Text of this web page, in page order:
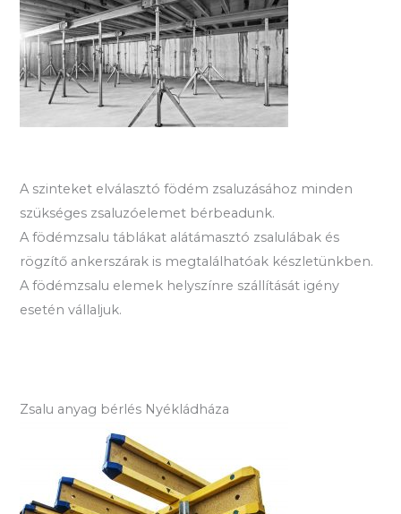
A szinteket elválasztó födém zsaluzásához minden
szükséges zsaluzóelemet bérbeadunk.
A födémzsalu táblákat alátámasztó zsalulábak és
rögzítő ankerszárak is megtalálhatóak készletünkben.
A födémzsalu elemek helyszínre szállítását igény
esetén vállaljuk.
Zsalu anyag bérlés Nyékládháza